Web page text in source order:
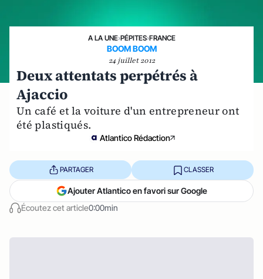
A LA UNE›PÉPITES›FRANCE
BOOM BOOM
24 juillet 2012
Deux attentats perpétrés à
Ajaccio
Un café et la voiture d'un entrepreneur ont
été plastiqués.
Atlantico Rédaction
Écoutez cet article0:00min
PARTAGER CLASSER
Ajouter Atlantico en favori sur Google